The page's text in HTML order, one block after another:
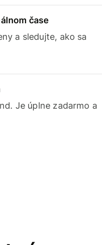
čase
a sledujte, ako sa
Je úplne zadarmo a